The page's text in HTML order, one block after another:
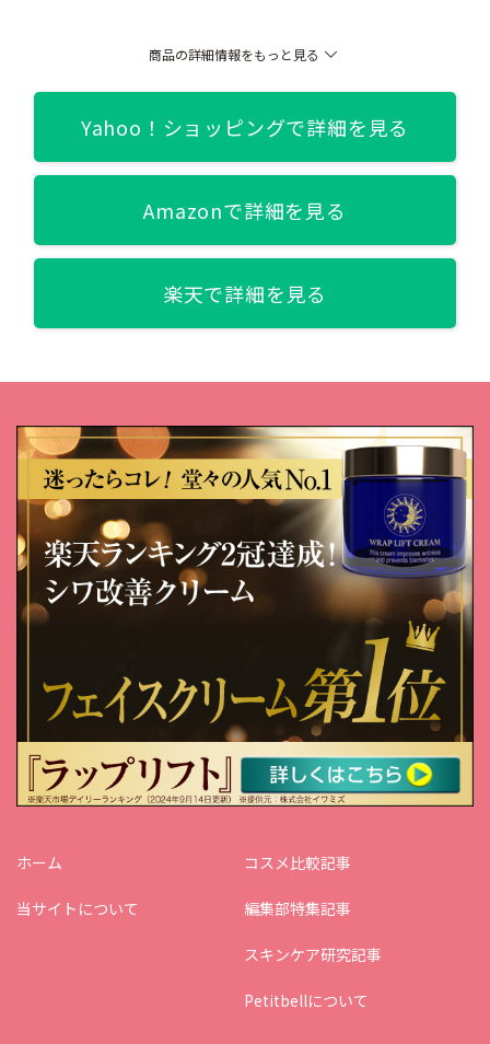
チャイ/BE384 コルク/BK922 黒蜥蜴/BR331 シナモン/BR332 胡
ー/GD822 ゴールデン/GR162 青いバカンス/OR300 みちしる
め/RD422 熱情/VI482 トワイライト/WT963 光る樹液/YE232 カナリヤ
関連記事
ドウ「シャドーカスタマイズ」【代用ケース、人気新作カラーも
紹介】
商品の詳細情報をもっと見る
Yahoo！ショッピングで詳細を見る
Amazonで詳細を見る
楽天で詳細を見る
ホーム
当サイトについて
コスメ比較記事
編集部特集記事
スキンケア研究記事
Petitbellについて